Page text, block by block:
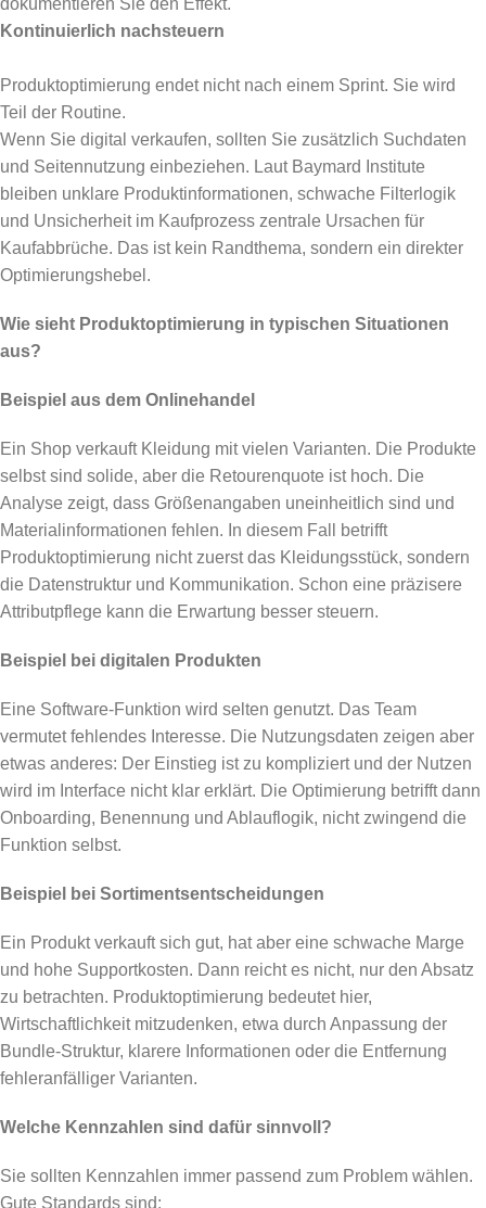
dokumentieren Sie den Effekt.
Kontinuierlich nachsteuern
Produktoptimierung endet nicht nach einem Sprint. Sie wird
Teil der Routine.
Wenn Sie digital verkaufen, sollten Sie zusätzlich Suchdaten
und Seitennutzung einbeziehen. Laut Baymard Institute
bleiben unklare Produktinformationen, schwache Filterlogik
und Unsicherheit im Kaufprozess zentrale Ursachen für
Kaufabbrüche. Das ist kein Randthema, sondern ein direkter
Optimierungshebel.
Wie sieht Produktoptimierung in typischen Situationen
aus?
Beispiel aus dem Onlinehandel
Ein Shop verkauft Kleidung mit vielen Varianten. Die Produkte
selbst sind solide, aber die Retourenquote ist hoch. Die
Analyse zeigt, dass Größenangaben uneinheitlich sind und
Materialinformationen fehlen. In diesem Fall betrifft
Produktoptimierung nicht zuerst das Kleidungsstück, sondern
die Datenstruktur und Kommunikation. Schon eine präzisere
Attributpflege kann die Erwartung besser steuern.
Beispiel bei digitalen Produkten
Eine Software-Funktion wird selten genutzt. Das Team
vermutet fehlendes Interesse. Die Nutzungsdaten zeigen aber
etwas anderes: Der Einstieg ist zu kompliziert und der Nutzen
wird im Interface nicht klar erklärt. Die Optimierung betrifft dann
Onboarding, Benennung und Ablauflogik, nicht zwingend die
Funktion selbst.
Beispiel bei Sortimentsentscheidungen
Ein Produkt verkauft sich gut, hat aber eine schwache Marge
und hohe Supportkosten. Dann reicht es nicht, nur den Absatz
zu betrachten. Produktoptimierung bedeutet hier,
Wirtschaftlichkeit mitzudenken, etwa durch Anpassung der
Bundle-Struktur, klarere Informationen oder die Entfernung
fehleranfälliger Varianten.
Welche Kennzahlen sind dafür sinnvoll?
Sie sollten Kennzahlen immer passend zum Problem wählen.
Gute Standards sind: